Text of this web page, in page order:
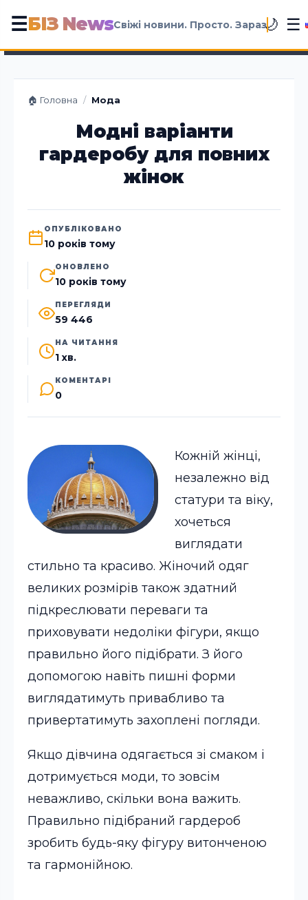
☰БІЗ NewsСвіжі новини. Просто. Зараз🌙 ☰
🏠 Головна / Мода
Модні варіанти
гардеробу для повних
жінок
ОПУБЛІКОВАНО
10 років тому
ОНОВЛЕНО
10 років тому
ПЕРЕГЛЯДИ
59 446
НА ЧИТАННЯ
1 хв.
КОМЕНТАРІ
0
Кожній жінці,
незалежно від
статури та віку,
хочеться
виглядати
стильно та красиво. Жіночий одяг
великих розмірів також здатний
підкреслювати переваги та
приховувати недоліки фігури, якщо
правильно його підібрати. З його
допомогою навіть пишні форми
виглядатимуть привабливо та
привертатимуть захоплені погляди.
Якщо дівчина одягається зі смаком і
дотримується моди, то зовсім
неважливо, скільки вона важить.
Правильно підібраний гардероб
зробить будь-яку фігуру витонченою
та гармонійною.